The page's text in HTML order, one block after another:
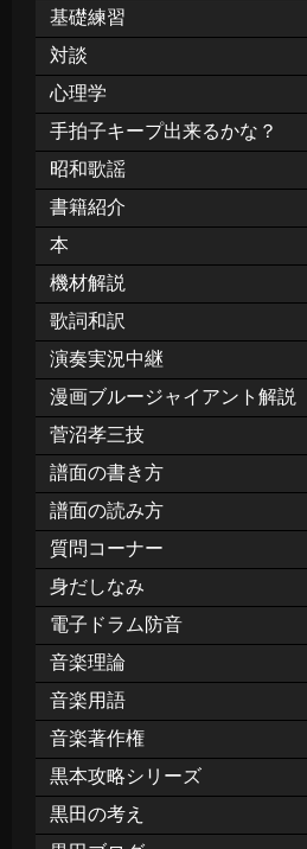
基礎練習
対談
心理学
手拍子キープ出来るかな？
昭和歌謡
書籍紹介
本
機材解説
歌詞和訳
演奏実況中継
漫画ブルージャイアント解説
菅沼孝三技
譜面の書き方
譜面の読み方
質問コーナー
身だしなみ
電子ドラム防音
音楽理論
音楽用語
音楽著作権
黒本攻略シリーズ
黒田の考え